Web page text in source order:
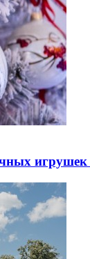
игрушек